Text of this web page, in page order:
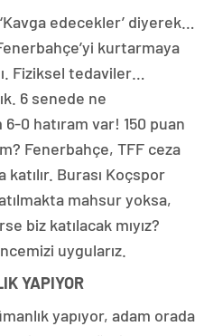
edecekler’ diyerek…
kurtarmaya
Fiziksel tedaviler…
6 senede ne
0 hatıram var! 150 puan
Fenerbahçe, TFF ceza
katılır. Burası Koçspor
mahsur yoksa,
biz katılacak mıyız?
uygularız.
YAPIYOR
yapıyor, adam orada